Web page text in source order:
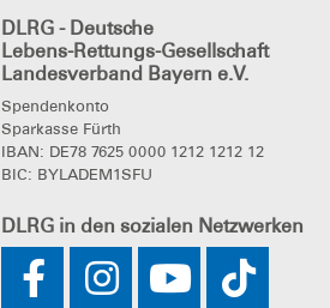
DLRG - Deutsche
Lebens-Rettungs-Gesellschaft
Landesverband Bayern e.V.
Spendenkonto
Sparkasse Fürth
IBAN: DE78 7625 0000 1212 1212 12
BIC: BYLADEM1SFU
DLRG in den sozialen Netzwerken